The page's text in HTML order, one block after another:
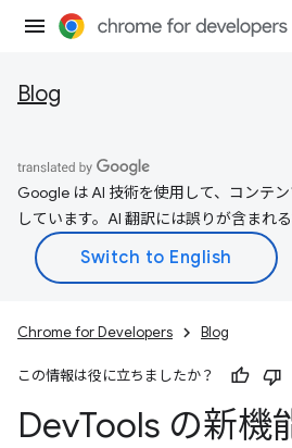
Blog
Google は AI 技術を使用して、コンテ
しています。AI 翻訳には誤りが含まれる
Chrome for Developers Blog
この情報は役に立ちましたか？
DevTools の新機